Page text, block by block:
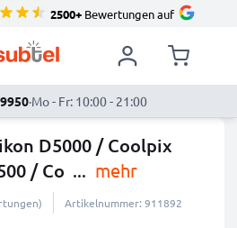
2500+Bewertungen auf
·Mo - Fr: 10:00 - 21:00
D5000 / Coolpix
/ Co ... mehr
Artikelnummer: 911892